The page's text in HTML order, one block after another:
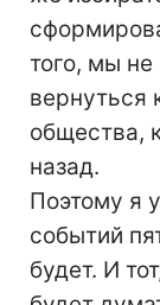
того, мы
вернуться
общества,
назад.
Поэтому я
событий
будет. И